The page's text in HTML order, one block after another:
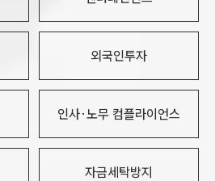
외국인투자
인사·노무 컴플라이언스
자금세탁방지